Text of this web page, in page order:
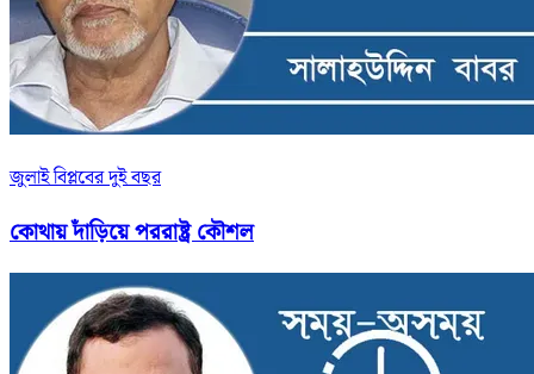
জুলাই বিপ্লবের দুই বছর
কোথায় দাঁড়িয়ে পররাষ্ট্র কৌশল